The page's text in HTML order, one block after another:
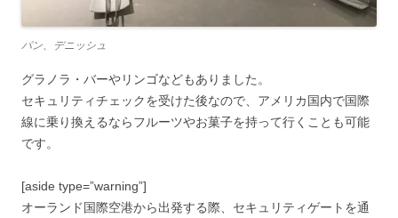
パン、デニッシュ
グラノラ・バーやリンゴなどもありました。
セキュリティチェックを受けた後なので、アメリカ国内で国際
線に乗り換えるならフルーツやお菓子を持って行くことも可能
です。
[aside type=”warning”]
オーランド国際空港から出発する際、セキュリティゲートを通